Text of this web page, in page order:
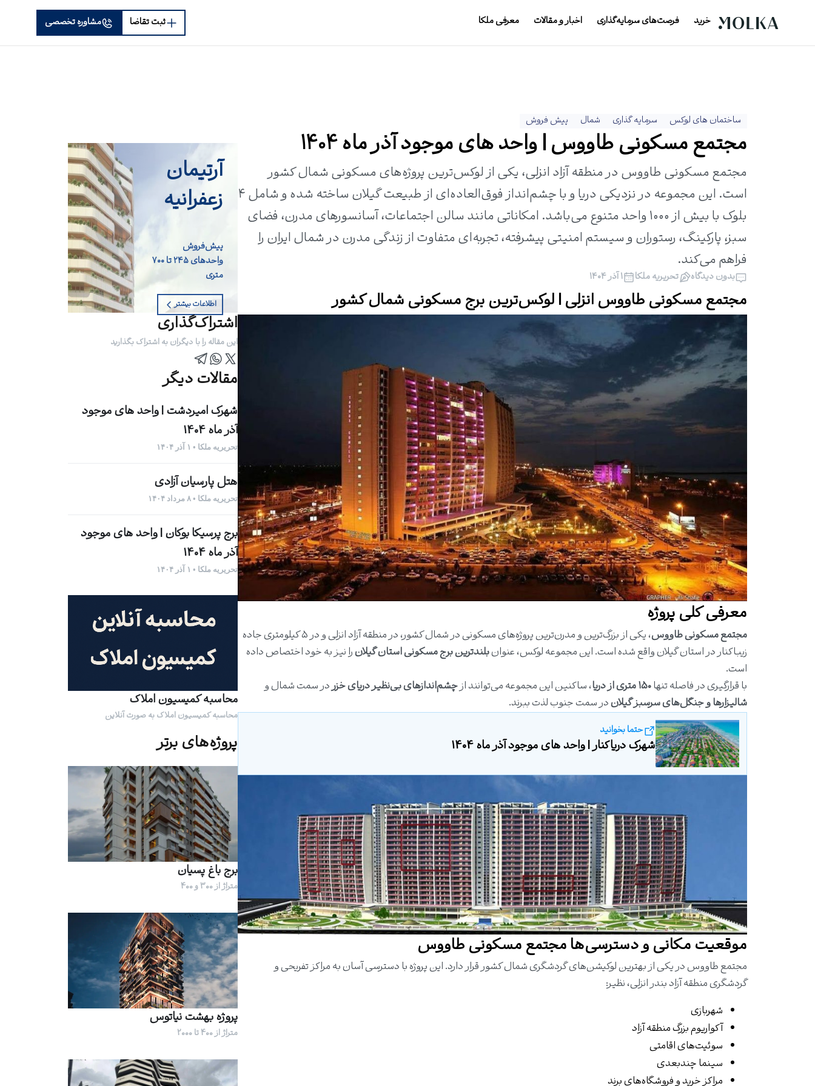
خرید فرصت‌های سرمایه‌گذاری اخبار و مقالات معرفی ملکا ثبت تقاضا مشاوره تخصصی
ساختمان های لوکس سرمایه گذاری شمال پیش فروش
مجتمع مسکونی طاووس | واحد های موجود آذر ماه 1404
مجتمع مسکونی طاووس در منطقه آزاد انزلی، یکی از لوکس‌ترین پروژه‌های مسکونی شمال کشور
است. این مجموعه در نزدیکی دریا و با چشم‌انداز فوق‌العاده‌ای از طبیعت گیلان ساخته شده و شامل ۴
بلوک با بیش از ۱۰۰۰ واحد متنوع می‌باشد. امکاناتی مانند سالن اجتماعات، آسانسورهای مدرن، فضای
سبز، پارکینگ، رستوران و سیستم امنیتی پیشرفته، تجربه‌ای متفاوت از زندگی مدرن در شمال ایران را
فراهم می‌کند.
بدون دیدگاه تحریریه ملکا ۱ آذر ۱۴۰۴
مجتمع مسکونی طاووس انزلی | لوکس‌ترین برج‌ مسکونی شمال کشور
معرفی کلی پروژه
مجتمع مسکونی طاووس
، یکی از بزرگ‌ترین و مدرن‌ترین پروژه‌های مسکونی در شمال کشور، در منطقه آزاد انزلی و در ۵ کیلومتری جاده
زیباکنار در استان گیلان واقع شده است. این مجموعه لوکس، عنوانبلندترین برج مسکونی استان گیلانرا نیز به خود اختصاص داده
است.
با قرارگیری در فاصله تنها۱۵۰ متری از دریا ، ساکنین این مجموعه می‌توانند ازچشم‌اندازهای بی‌نظیر دریای خزردر سمت شمال و
شالیزارها و جنگل‌های سرسبز گیلاندر سمت جنوب لذت ببرند.
حتما بخوانید
شهرک دریاکنار | واحد های موجود آذر ماه 1404
موقعیت مکانی و دسترسی‌ها مجتمع مسکونی طاووس
مجتمع طاووس در یکی از بهترین لوکیشن‌های گردشگری شمال کشور قرار دارد. این پروژه با دسترسی آسان به مراکز تفریحی و
گردشگری منطقه آزاد بندر انزلی، نظیر:
شهربازی
آکواریوم بزرگ منطقه آزاد
سوئیت‌های اقامتی
سینما چندبعدی
مراکز خرید و فروشگاه‌های برند
آرتیمان
زعفرانیه
پیش‌فروش
واحد‌های ۲۴۵ تا ۷۰۰
متری
اطلاعات بیشتر
اشتراک‌گذاری
این مقاله را با دیگران به اشتراک بگذارید
مقالات دیگر
شهرک امیردشت | واحد های موجود
آذر ماه 1404
تحریریه ملکا • ۱ آذر ۱۴۰۴
هتل پارسیان آزادی
تحریریه ملکا • ۸ مرداد ۱۴۰۴
برج پرسیکا بوکان | واحد های موجود
آذر ماه 1404
تحریریه ملکا • ۱ آذر ۱۴۰۴
محاسبه کمیسیون املاک
محاسبه کمیسیون املاک به صورت آنلاین
پروژه‌های برتر
برج باغ پسیان
متراژ از 300 و 400
پروژه بهشت نیاتوس
متراژ از 400 تا 2000